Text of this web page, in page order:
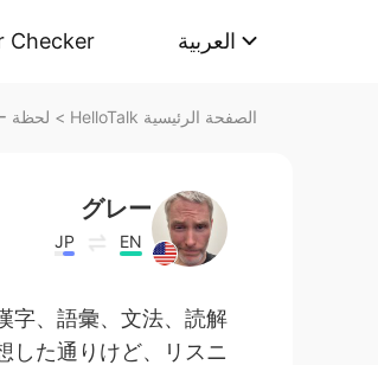
Checker العربية
الصفحة الرئيسية HelloTalk > لحظة グレー على HelloTalk
グレー
EN
JP
字、語彙、文法、読解
した通りけど、リスニ